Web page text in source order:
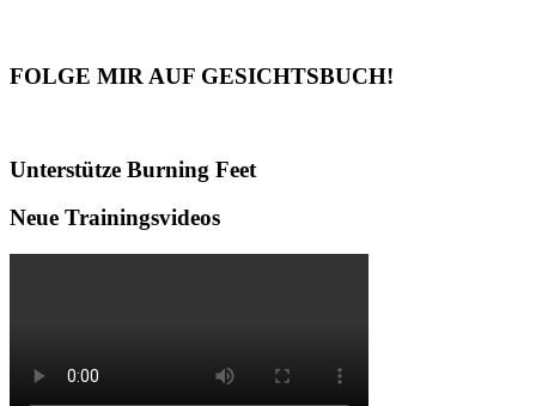
FOLGE MIR AUF GESICHTSBUCH!
Unterstütze Burning Feet
Neue Trainingsvideos